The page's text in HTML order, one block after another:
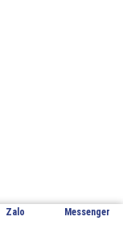
– Hà Nội
Zalo
Messenger